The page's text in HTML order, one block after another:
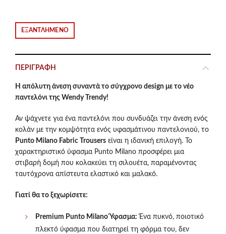
ΕΞΑΝΤΛΗΜΈΝΟ
ΠΕΡΙΓΡΑΦΉ
Η απόλυτη άνεση συναντά το σύγχρονο design με το νέο
παντελόνι της Wendy Trendy!
Αν ψάχνετε για ένα παντελόνι που συνδυάζει την άνεση ενός
κολάν με την κομψότητα ενός υφασμάτινου παντελονιού, το
Punto Milano Fabric Trousers είναι η ιδανική επιλογή. Το
χαρακτηριστικό ύφασμα Punto Milano προσφέρει μια
στιβαρή δομή που κολακεύει τη σιλουέτα, παραμένοντας
ταυτόχρονα απίστευτα ελαστικό και μαλακό.
Γιατί θα το ξεχωρίσετε:
Premium Punto Milano Ύφασμα: Ένα πυκνό, ποιοτικό
πλεκτό ύφασμα που διατηρεί τη φόρμα του, δεν